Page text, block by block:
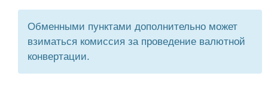
Обменными пунктами дополнительно может
взиматься комиссия за проведение валютной
конвертации.